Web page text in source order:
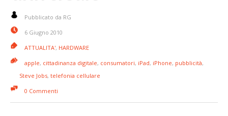
Pubblicato da RG
6 Giugno 2010
ATTUALITA', HARDWARE
apple, cittadinanza digitale, consumatori, iPad, iPhone, pubblicità,
Steve Jobs, telefonia cellulare
0 Commenti